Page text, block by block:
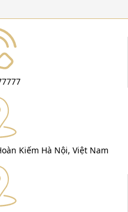
Kiếm Hà Nội, Việt Nam